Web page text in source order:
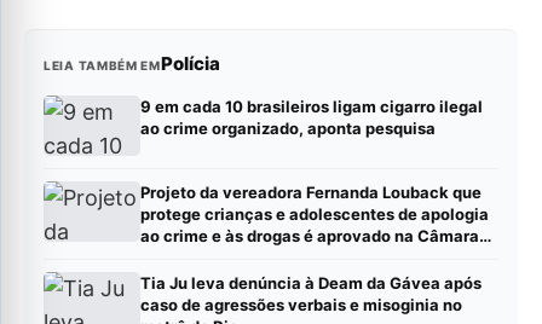
LEIA TAMBÉM EMPolícia
9 em cada 10 brasileiros ligam cigarro ilegal
ao crime organizado, aponta pesquisa
Projeto da vereadora Fernanda Louback que
protege crianças e adolescentes de apologia
ao crime e às drogas é aprovado na Câmara
Tia Ju leva denúncia à Deam da Gávea após
caso de agressões verbais e misoginia no